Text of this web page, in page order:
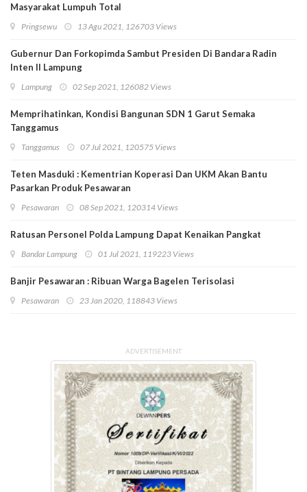
Masyarakat Lumpuh Total
Pringsewu 13 Agu 2021, 126703 Views
Gubernur Dan Forkopimda Sambut Presiden Di Bandara Radin
Inten II Lampung
Lampung 02 Sep 2021, 126082 Views
Memprihatinkan, Kondisi Bangunan SDN 1 Garut Semaka
Tanggamus
Tanggamus 07 Jul 2021, 120575 Views
Teten Masduki : Kementrian Koperasi Dan UKM Akan Bantu
Pasarkan Produk Pesawaran
Pesawaran 08 Sep 2021, 120314 Views
Ratusan Personel Polda Lampung Dapat Kenaikan Pangkat
Bandar Lampung 01 Jul 2021, 119223 Views
Banjir Pesawaran : Ribuan Warga Bagelen Terisolasi
Pesawaran 23 Jan 2020, 118843 Views
ADVERTISEMENT